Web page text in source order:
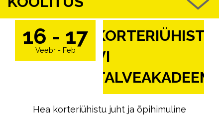
16 - 17
Veebr - Feb
VI
Hea korteriühistu juht ja õpihimuline